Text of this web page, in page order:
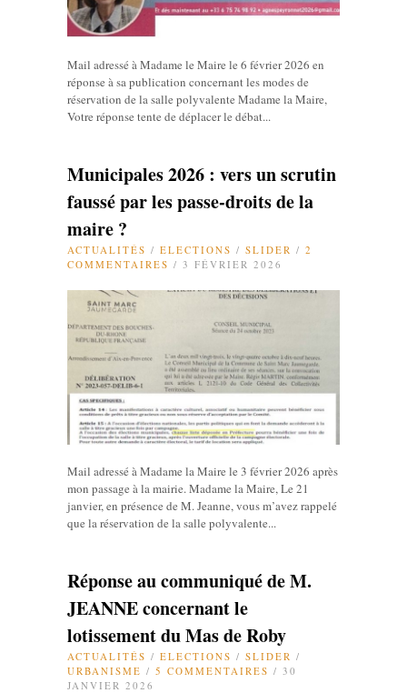
Mail adressé à Madame le Maire le 6 février 2026 en
réponse à sa publication concernant les modes de
réservation de la salle polyvalente Madame la Maire,
Votre réponse tente de déplacer le débat...
Municipales 2026 : vers un scrutin
faussé par les passe-droits de la
maire ?
ACTUALITÉS / ELECTIONS / SLIDER / 2
COMMENTAIRES / 3 FÉVRIER 2026
Mail adressé à Madame la Maire le 3 février 2026 après
mon passage à la mairie. Madame la Maire, Le 21
janvier, en présence de M. Jeanne, vous m’avez rappelé
que la réservation de la salle polyvalente...
Réponse au communiqué de M.
JEANNE concernant le
lotissement du Mas de Roby
ACTUALITÉS / ELECTIONS / SLIDER /
URBANISME / 5 COMMENTAIRES / 30
JANVIER 2026